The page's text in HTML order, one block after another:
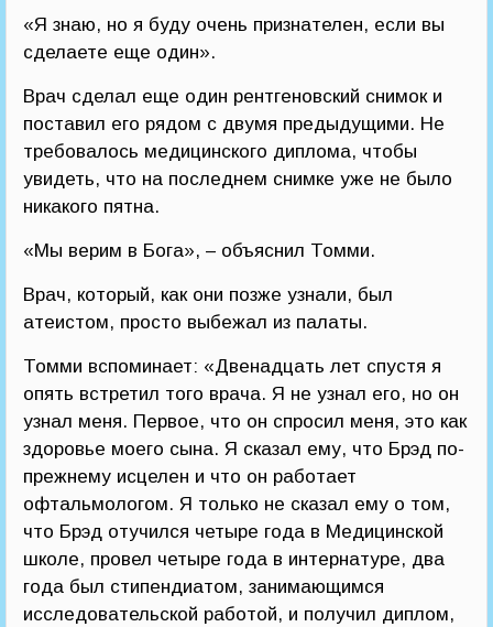
«Я знаю, но я буду очень признателен, если вы
сделаете еще один».
Врач сделал еще один рентгеновский снимок и
поставил его рядом с двумя предыдущими. Не
требовалось медицинского диплома, чтобы
увидеть, что на последнем снимке уже не было
никакого пятна.
«Мы верим в Бога», – объяснил Томми.
Врач, который, как они позже узнали, был
атеистом, просто выбежал из палаты.
Томми вспоминает: «Двенадцать лет спустя я
опять встретил того врача. Я не узнал его, но он
узнал меня. Первое, что он спросил меня, это как
здоровье моего сына. Я сказал ему, что Брэд по-
прежнему исцелен и что он работает
офтальмологом. Я только не сказал ему о том,
что Брэд отучился четыре года в Медицинской
школе, провел четыре года в интернатуре, два
года был стипендиатом, занимающимся
исследовательской работой, и получил диплом,